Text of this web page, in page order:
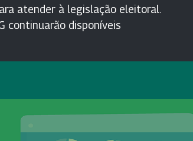
atender à legislação eleitoral.
continuarão disponíveis